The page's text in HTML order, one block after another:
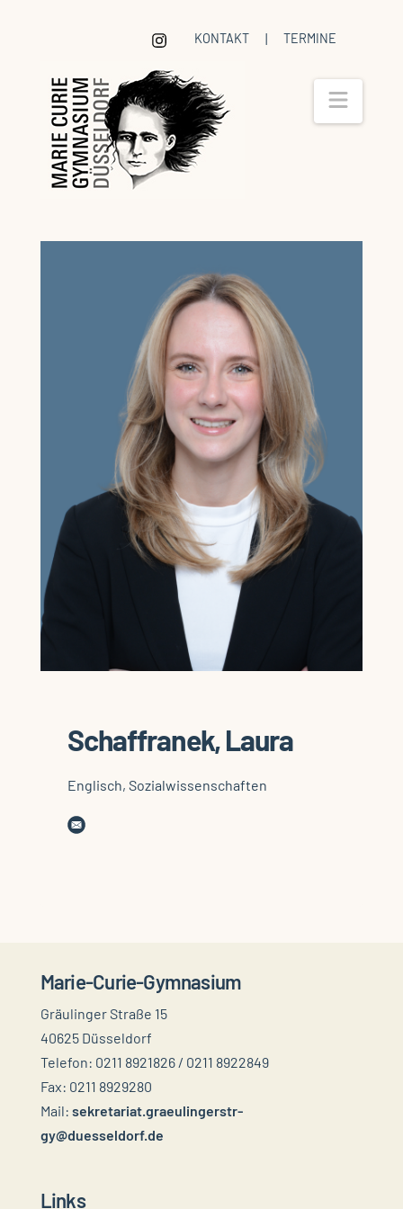
KONTAKT | TERMINE
Schaffranek, Laura
Englisch, Sozialwissenschaften
Marie-Curie-Gymnasium
Gräulinger Straße 15
40625 Düsseldorf
Telefon: 0211 8921826 / 0211 8922849
Fax: 0211 8929280
Mail: sekretariat.graeulingerstr-
gy@duesseldorf.de
Links